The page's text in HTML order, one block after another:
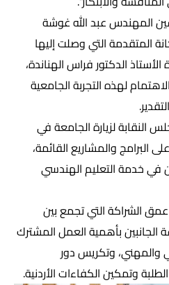
المهندس عبد الله غوشة
المتقدمة التي وصلت إليها
الدكتور فراس الهناندة،
لهذه التجربة الجامعية
لزيارة الجامعة في
والمشاريع القائمة،
في خدمة التعليم الهندسي
الشراكة التي تجمع بين
الجانبين بأهمية العمل المشترك
والمهني، وتكريس دور
وتمكين الكفاءات الأردنية.